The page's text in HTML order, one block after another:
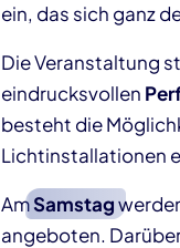
ein, das sich ganz
Die Veranstaltung
eindrucksvollen
besteht die
Lichtinstallationen
AmSamstag
angeboten.